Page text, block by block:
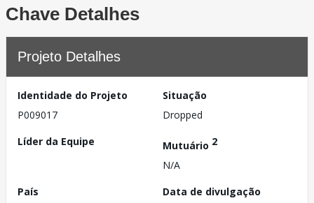
Chave Detalhes
Projeto Detalhes
Identidade do Projeto
P009017
Situação
Dropped
Líder da Equipe
Mutuário 2
N/A
País
Data de divulgação